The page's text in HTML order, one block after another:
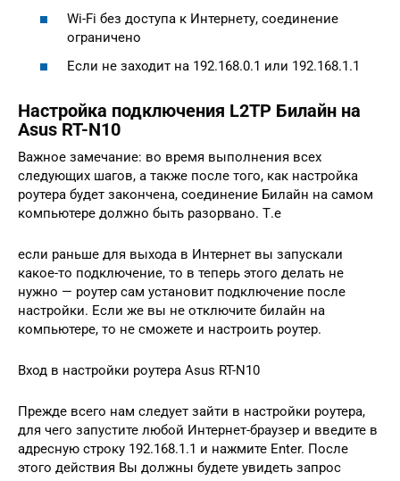
Wi-Fi без доступа к Интернету, соединение
ограничено
Если не заходит на 192.168.0.1 или 192.168.1.1
Настройка подключения L2TP Билайн на
Asus RT-N10
Важное замечание: во время выполнения всех
следующих шагов, а также после того, как настройка
роутера будет закончена, соединение Билайн на самом
компьютере должно быть разорвано. Т.е
если раньше для выхода в Интернет вы запускали
какое-то подключение, то в теперь этого делать не
нужно — роутер сам установит подключение после
настройки. Если же вы не отключите билайн на
компьютере, то не сможете и настроить роутер.
Вход в настройки роутера Asus RT-N10
Прежде всего нам следует зайти в настройки роутера,
для чего запустите любой Интернет-браузер и введите в
адресную строку 192.168.1.1 и нажмите Enter. После
этого действия Вы должны будете увидеть запрос